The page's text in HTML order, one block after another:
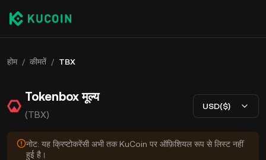
होम / कीमतें / TBX
Tokenbox मूल्य
(TBX)
USD($)
नोट: यह क्रिप्टोकरेंसी अभी तक KuCoin पर ऑफ़िशियल रूप से लिस्ट नहीं
हुई है।